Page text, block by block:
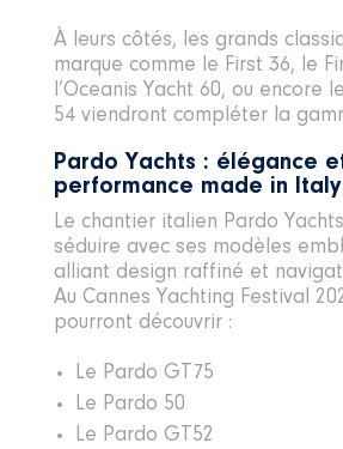
À leurs côtés, les grands
marque comme le First 36, le
l’Oceanis Yacht 60, ou encore
54 viendront compléter la
Pardo Yachts : élégance
performance made in Italy
Le chantier italien Pardo
séduire avec ses modèles
alliant design raffiné et
Au Cannes Yachting Festival
pourront découvrir :
Le Pardo GT75
Le Pardo 50
Le Pardo GT52